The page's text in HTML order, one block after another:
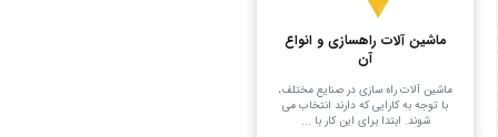
ماشین آلات راهسازی و انواع
آن
ماشین آلات راه سازی در صنایع مختلف،
با توجه به کارایی که دارند انتخاب می
شوند. ابتدا برای این کار با ...